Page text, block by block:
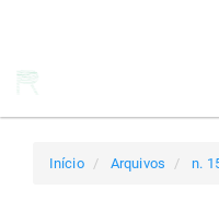
Início Arquivos n.